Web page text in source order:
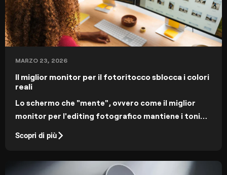
MARZO 23, 2026
Il miglior monitor per il fotoritocco sblocca i colori
reali
Lo schermo che "mente", ovvero come il miglior
monitor per l'editing fotografico mantiene i toni
esportazioni prevedibili su tutti i dispositivi.
Scopri di più